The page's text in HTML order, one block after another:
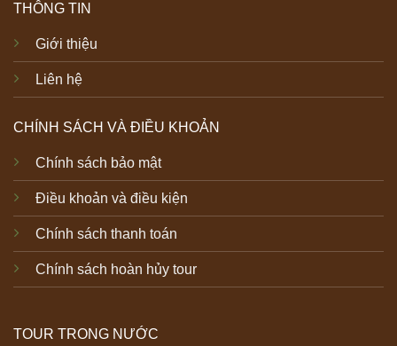
THÔNG TIN
Giới thiệu
Liên hệ
CHÍNH SÁCH VÀ ĐIỀU KHOẢN
Chính sách bảo mật
Điều khoản và điều kiện
Chính sách thanh toán
Chính sách hoàn hủy tour
TOUR TRONG NƯỚC